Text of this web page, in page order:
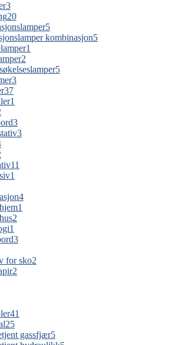
3
20
5
kombinasjon5
1
2
5
3
37
1
3
3
11
1
4
1
2
1
3
for sko2
2
41
25
gassfjær5